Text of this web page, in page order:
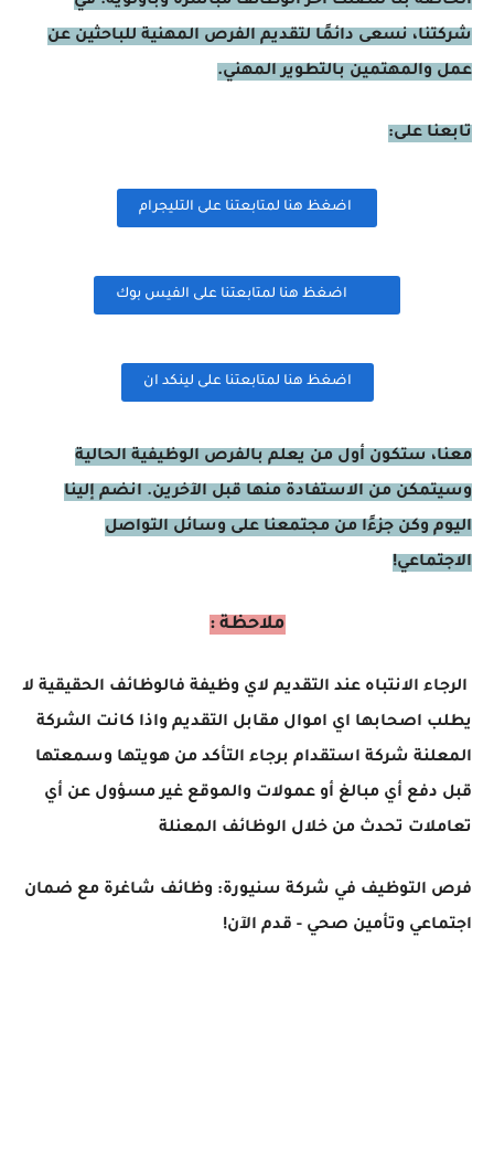
شركتنا، نسعى دائمًا لتقديم الفرص المهنية للباحثين عن
عمل والمهتمين بالتطوير المهني.
تابعنا على:
اضغظ هنا لمتابعتنا على التليجرام
اضغظ هنا لمتابعتنا على الفيس بوك
اضغظ هنا لمتابعتنا على لينكد ان
معنا، ستكون أول من يعلم بالفرص الوظيفية الحالية
وسيتمكن من الاستفادة منها قبل الآخرين. انضم إلينا
اليوم وكن جزءًا من مجتمعنا على وسائل التواصل
الاجتماعي!
ملاحظة :
الرجاء الانتباه عند التقديم لاي وظيفة فالوظائف الحقيقية لا
يطلب اصحابها اي اموال مقابل التقديم واذا كانت الشركة
المعلنة شركة استقدام برجاء التأكد من هويتها وسمعتها
قبل دفع أي مبالغ أو عمولات والموقع غير مسؤول عن أي
تعاملات تحدث من خلال الوظائف المعنلة
فرص التوظيف في شركة سنيورة: وظائف شاغرة مع ضمان
اجتماعي وتأمين صحي - قدم الآن!